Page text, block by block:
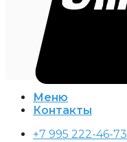
Меню
Контакты
+7 995 222-46-73